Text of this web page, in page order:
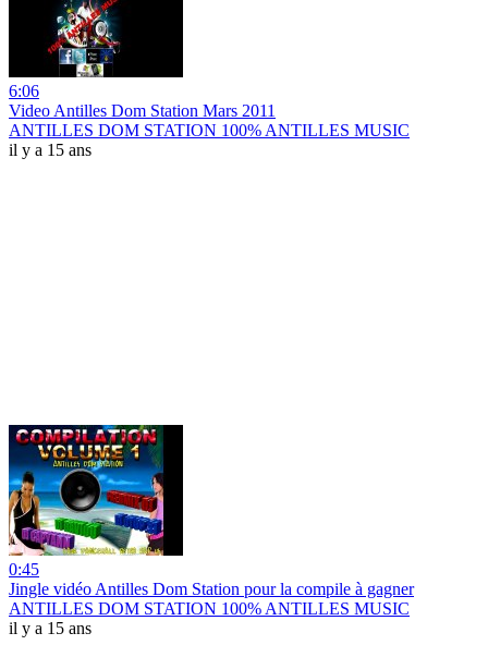
6:06
Video Antilles Dom Station Mars 2011
ANTILLES DOM STATION 100% ANTILLES MUSIC
il y a 15 ans
0:45
Jingle vidéo Antilles Dom Station pour la compile à gagner
ANTILLES DOM STATION 100% ANTILLES MUSIC
il y a 15 ans